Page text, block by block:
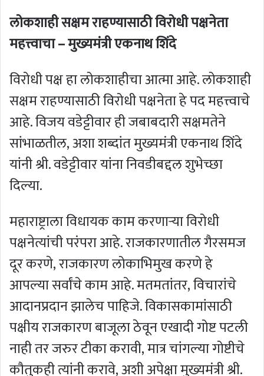
लोकशाही सक्षम राहण्यासाठी विरोधी पक्षनेता
महत्त्वाचा – मुख्यमंत्री एकनाथ शिंदे
विरोधी पक्ष हा लोकशाहीचा आत्मा आहे. लोकशाही
सक्षम राहण्यासाठी विरोधी पक्षनेता हे पद महत्त्वाचे
आहे. विजय वडेट्टीवार ही जबाबदारी सक्षमतेने
सांभाळतील, अशा शब्दांत मुख्यमंत्री एकनाथ शिंदे
यांनी श्री. वडेट्टीवार यांना निवडीबद्दल शुभेच्छा
दिल्या.
महाराष्ट्राला विधायक काम करणाऱ्या विरोधी
पक्षनेत्यांची परंपरा आहे. राजकारणातील गैरसमज
दूर करणे, राजकारण लोकाभिमुख करणे हे
आपल्या सर्वांचे काम आहे. मतमतांतर, विचारांचे
आदानप्रदान झालेच पाहिजे. विकासकामांसाठी
पक्षीय राजकारण बाजूला ठेवून एखादी गोष्ट पटली
नाही तर जरुर टीका करावी, मात्र चांगल्या गोष्टीचे
कौतुकही त्यांनी करावे, अशी अपेक्षा मुख्यमंत्री श्री.